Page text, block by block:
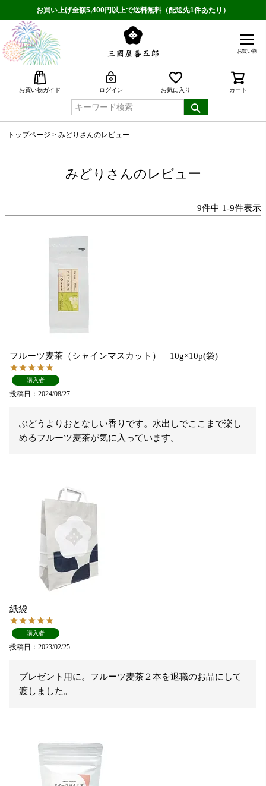
お買い上げ金額5,400円以上で送料無料（配送先1件あたり）
お買い物
お買い物ガイド ログイン お気に入り カート
トップページ みどりさんのレビュー
みどりさんのレビュー
9件中 1-9件表示
フルーツ麦茶（シャインマスカット） 10g×10p(袋)
購入者
投稿日 2024/08/27
ぶどうよりおとなしい香りです。水出しでここまで楽し
めるフルーツ麦茶が気に入っています。
紙袋
購入者
投稿日 2023/02/25
プレゼント用に。フルーツ麦茶２本を退職のお品にして
渡しました。